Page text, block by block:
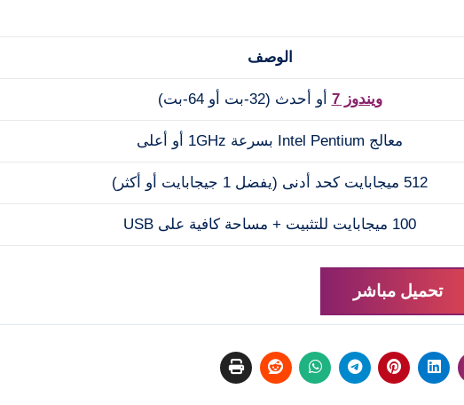
الوصف
ويندوز 7 أو أحدث (32-بت أو 64-بت)
معالج Intel Pentium بسرعة 1GHz أو أعلى
512 ميجابايت كحد أدنى (يفضل 1 جيجابايت أو أكثر)
100 ميجابايت للتثبيت + مساحة كافية على USB
تحميل مباشر